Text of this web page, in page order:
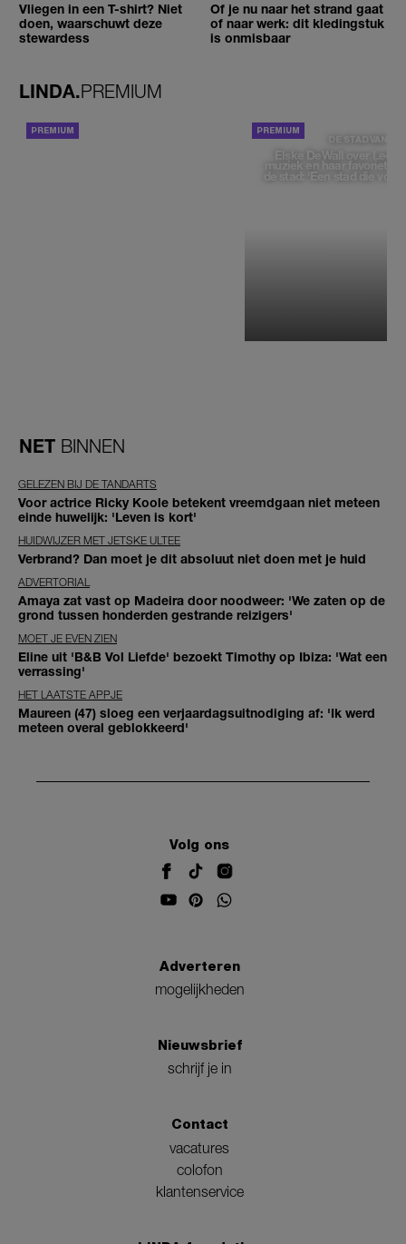
Vliegen in een T-shirt? Niet
doen, waarschuwt deze
stewardess
Of je nu naar het strand gaat
of naar werk: dit kledingstuk
is onmisbaar
LINDA.PREMIUM
DE STAD VAN
Elske DeWall over
muziek en haar favoriete
de stad: 'Een stad die
NET BINNEN
GELEZEN BIJ DE TANDARTS
Voor actrice Ricky Koole betekent vreemdgaan niet meteen
einde huwelijk: 'Leven is kort'
HUIDWIJZER MET JETSKE ULTEE
Verbrand? Dan moet je dit absoluut niet doen met je huid
ADVERTORIAL
Amaya zat vast op Madeira door noodweer: 'We zaten op de
grond tussen honderden gestrande reizigers'
MOET JE EVEN ZIEN
Eline uit 'B&B Vol Liefde' bezoekt Timothy op Ibiza: 'Wat een
verrassing'
HET LAATSTE APPJE
Maureen (47) sloeg een verjaardagsuitnodiging af: 'Ik werd
meteen overal geblokkeerd'
Volg ons
Adverteren
mogelijkheden
Nieuwsbrief
schrijf je in
Contact
vacatures
colofon
klantenservice